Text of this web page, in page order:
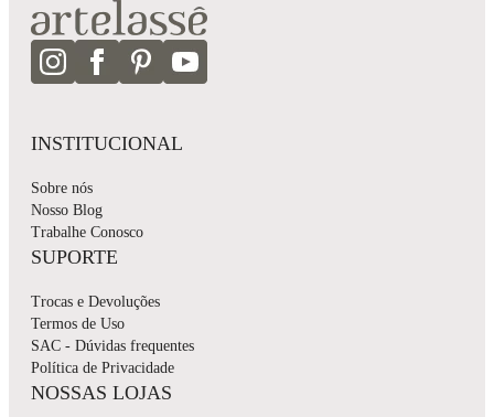
INSTITUCIONAL
Sobre nós
Nosso Blog
Trabalhe Conosco
SUPORTE
Trocas e Devoluções
Termos de Uso
SAC - Dúvidas frequentes
Política de Privacidade
NOSSAS LOJAS